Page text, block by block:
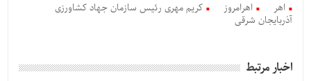
اهر اهرامروز
کریم مهری رئیس سازمان جهاد کشاورزی
آذربایجان شرقی
اخبار مرتبط